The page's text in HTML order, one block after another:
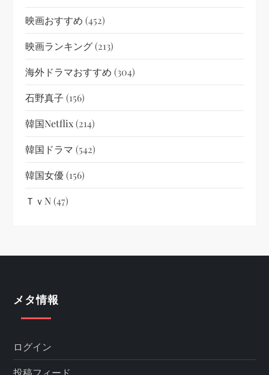
映画おすすめ (452)
映画ランキング(213)
海外ドラマおすすめ (304)
石野真子 (156)
韓国netflix(214)
韓国ドラマ (542)
韓国女優(156)
ＴｖN(47)
メタ情報
ログイン
投稿フィード